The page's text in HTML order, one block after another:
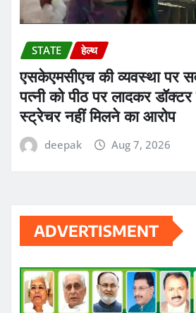
STATE हेल्थ
एसकेएमसीएच की व्यवस्था पर
पत्नी को पीठ पर लादकर
स्ट्रेचर नहीं मिलने का आरोप
deepak Aug 7, 2026
ADVERTISMENT